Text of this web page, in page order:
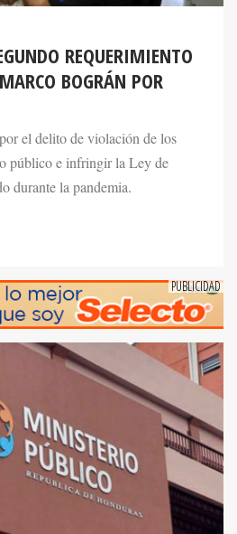
REQUERIMIENTO
BOGRÁN POR
el delito de violación de los
público e infringir la Ley de
durante la pandemia.